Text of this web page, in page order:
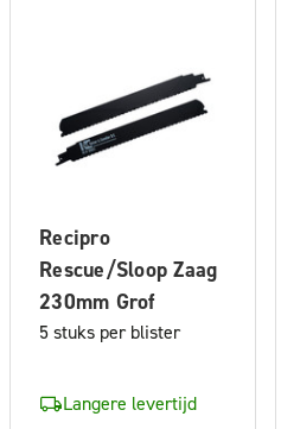
Recipro
Rescue/Sloop Zaag
230mm Grof
5 stuks per blister
Langere levertijd